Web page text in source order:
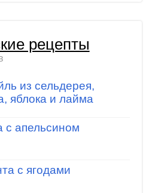
рецепты
из сельдерея,
яблока и лайма
с апельсином
с ягодами